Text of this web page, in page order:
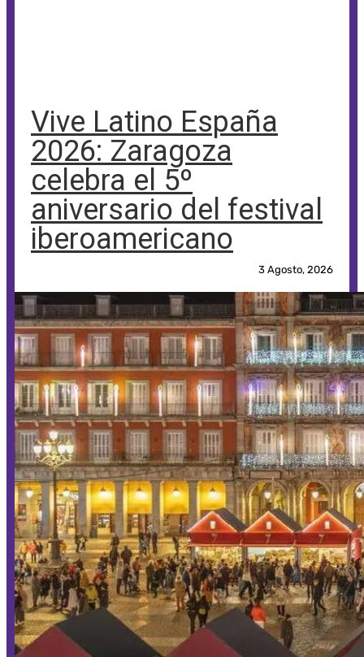
Vive Latino España
2026: Zaragoza
celebra el 5º
aniversario del festival
iberoamericano
3 Agosto, 2026